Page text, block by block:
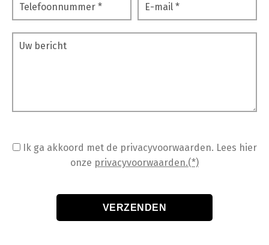
Ik ga akkoord met de privacyvoorwaarden. Lees hier
onze privacyvoorwaarden.(*)